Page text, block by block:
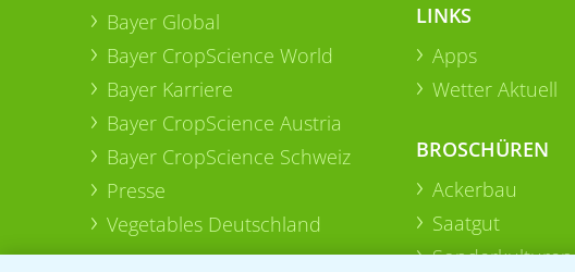
Bayer Global
Bayer CropScience World
Bayer Karriere
Bayer CropScience Austria
Bayer CropScience Schweiz
Presse
Vegetables Deutschland
LINKS
Apps
Wetter Aktuell
BROSCHÜREN
Ackerbau
Saatgut
Sonderkulturen